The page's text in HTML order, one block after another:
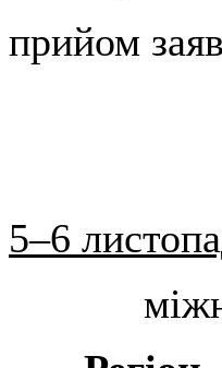
прийом
5–6